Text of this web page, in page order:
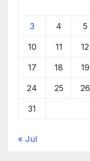
3 4 5
10 11 12
17 18 19
24 25 26
31
« Jul